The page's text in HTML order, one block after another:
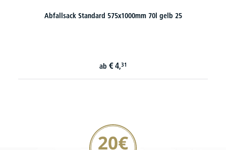
Abfallsack Standard 575x1000mm 70l gelb 25
ab € 4,31
20€ Gutschein sichern